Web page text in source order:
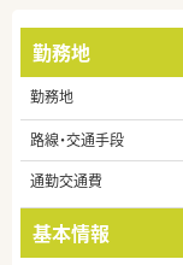
勤務地
勤務地
路線・交通手段
通勤交通費
基本情報